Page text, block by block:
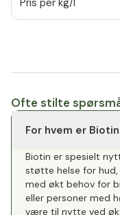
Pris per kg/l
Ofte stilte
For hvem er
Biotin er spesielt
støtte helse for
med økt behov for
eller personer med
være til nytte ved